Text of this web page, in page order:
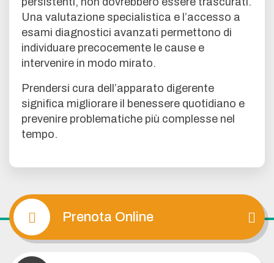
Una valutazione specialistica e l’accesso a
esami diagnostici avanzati permettono di
individuare precocemente le cause e
intervenire in modo mirato.
Prendersi cura dell’apparato digerente
significa migliorare il benessere quotidiano e
prevenire problematiche più complesse nel
tempo.
Prenota Online